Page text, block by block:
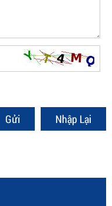
Nhập Lại
Gửi